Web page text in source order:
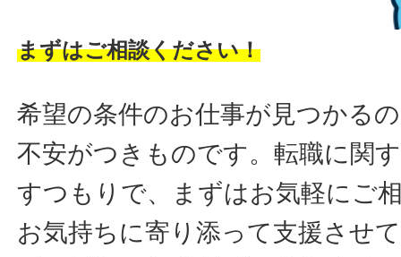
まずはご相談ください！
希望の条件のお仕事が見つかる
不安がつきものです。転職に関
すつもりで、まずはお気軽にご
お気持ちに寄り添って支援させ